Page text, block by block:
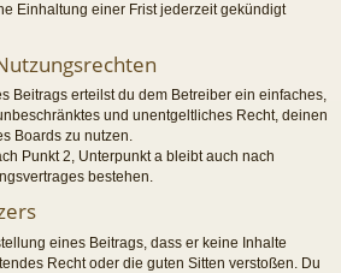
Einhaltung einer Frist jederzeit gekündigt
Beitrags erteilst du dem Betreiber ein einfaches,
und unentgeltliches Recht, deinen
Boards zu nutzen.
Punkt 2, Unterpunkt a bleibt auch nach
bestehen.
eines Beitrags, dass er keine Inhalte
Recht oder die guten Sitten verstoßen. Du